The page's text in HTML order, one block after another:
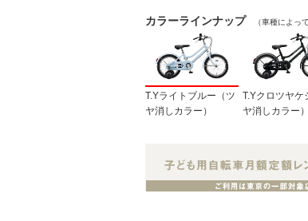
カラーラインナップ
（車種によっ
T.Yライトブルー（ツ
ヤ消しカラー）
T.Yクロツヤケ
ヤ消しカラー）